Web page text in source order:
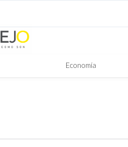
Economía